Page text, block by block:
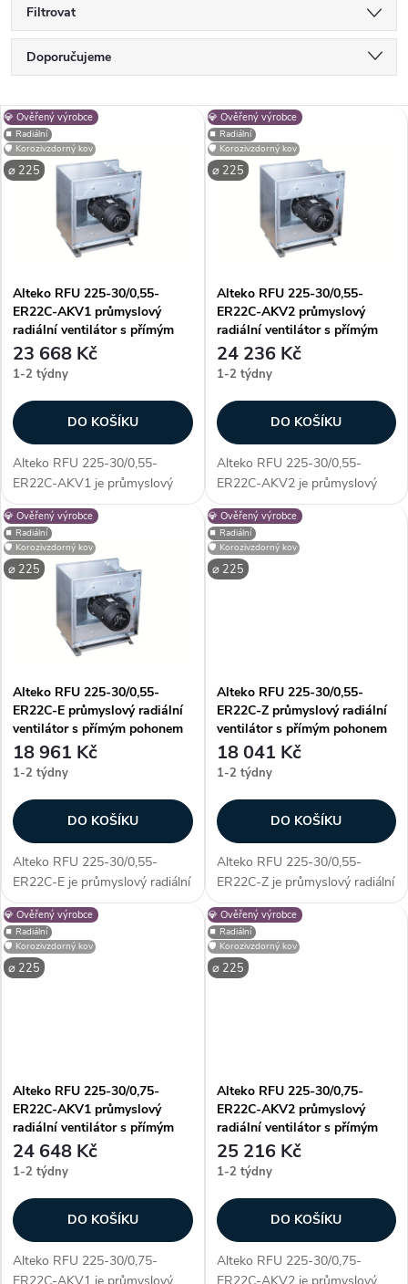
Filtrovat
Ř
a
z
e
í
p
r
o
d
u
k
Doporučujeme
Nejdražší
Nejprodávanější
Abecedně
V
ý
s
p
r
o
d
u
k
ů
💎 Ověřený výrobce
⏹️ Radiální
🛡️ Korozivzdorný kov
⌀ 225
Alteko RFU 225-30/0,55-
ER22C-AKV1 průmyslový
radiální ventilátor s přímým
pohonem AC
23 668 Kč
1-2 týdny
DO KOŠÍKU
Alteko RFU 225-30/0,55-
ER22C-AKV1 je průmyslový
radiální ventilátor s přímým
pohonem AC, určený pro
profesionální využití. Vyniká
především unikátností
konstrukce - díky...
💎 Ověřený výrobce
⏹️ Radiální
🛡️ Korozivzdorný kov
⌀ 225
Alteko RFU 225-30/0,55-
ER22C-AKV2 průmyslový
radiální ventilátor s přímým
pohonem AC
24 236 Kč
1-2 týdny
DO KOŠÍKU
Alteko RFU 225-30/0,55-
ER22C-AKV2 je průmyslový
radiální ventilátor s přímým
pohonem AC, určený pro
profesionální využití. Vyniká
především unikátností
konstrukce - díky...
💎 Ověřený výrobce
⏹️ Radiální
🛡️ Korozivzdorný kov
⌀ 225
Alteko RFU 225-30/0,55-
ER22C-E průmyslový radiální
ventilátor s přímým pohonem
AC
18 961 Kč
1-2 týdny
DO KOŠÍKU
Alteko RFU 225-30/0,55-
ER22C-E je průmyslový radiální
ventilátor s přímým pohonem
AC, určený pro profesionální
využití. Vyniká především
unikátností konstrukce - díky...
💎 Ověřený výrobce
⏹️ Radiální
🛡️ Korozivzdorný kov
⌀ 225
Alteko RFU 225-30/0,55-
ER22C-Z průmyslový radiální
ventilátor s přímým pohonem
AC
18 041 Kč
1-2 týdny
DO KOŠÍKU
Alteko RFU 225-30/0,55-
ER22C-Z je průmyslový radiální
ventilátor s přímým pohonem
AC, určený pro profesionální
využití. Vyniká především
unikátností konstrukce - díky...
💎 Ověřený výrobce
⏹️ Radiální
🛡️ Korozivzdorný kov
⌀ 225
Alteko RFU 225-30/0,75-
ER22C-AKV1 průmyslový
radiální ventilátor s přímým
pohonem AC
24 648 Kč
1-2 týdny
DO KOŠÍKU
Alteko RFU 225-30/0,75-
💎 Ověřený výrobce
⏹️ Radiální
🛡️ Korozivzdorný kov
⌀ 225
Alteko RFU 225-30/0,75-
ER22C-AKV2 průmyslový
radiální ventilátor s přímým
pohonem AC
25 216 Kč
1-2 týdny
DO KOŠÍKU
Alteko RFU 225-30/0,75-